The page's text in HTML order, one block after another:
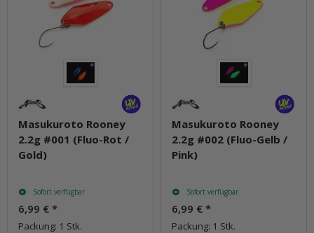
Masukuroto Rooney
2.2g #001 (Fluo-Rot /
Gold)
Sofort verfügbar
6,99 € *
Packung: 1 Stk.
Masukuroto Rooney
2.2g #002 (Fluo-Gelb /
Pink)
Sofort verfügbar
6,99 € *
Packung: 1 Stk.